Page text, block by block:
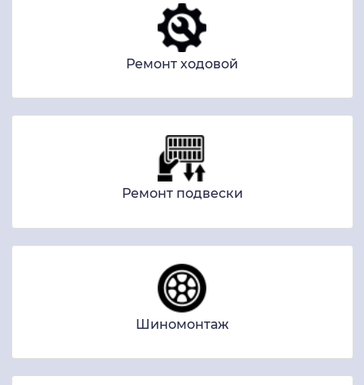
Ремонт ходовой
Ремонт подвески
Шиномонтаж